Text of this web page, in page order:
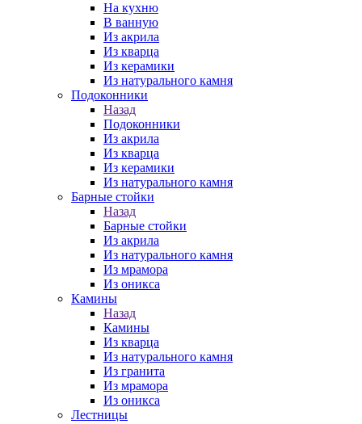
На кухню
В ванную
Из акрила
Из кварца
Из керамики
Из натурального камня
Подоконники
Назад
Подоконники
Из акрила
Из кварца
Из керамики
Из натурального камня
Барные стойки
Назад
Барные стойки
Из акрила
Из натурального камня
Из мрамора
Из оникса
Камины
Назад
Камины
Из кварца
Из натурального камня
Из гранита
Из мрамора
Из оникса
Лестницы